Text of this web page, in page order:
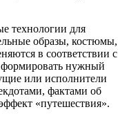
технологии для
образы, костюмы,
в соответствии с
нужный
или исполнители
фактами об
«путешествия».